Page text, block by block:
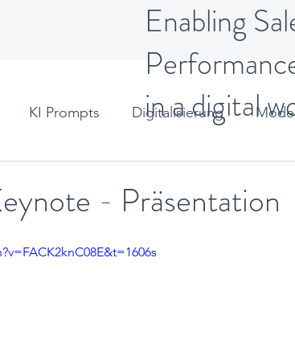
Enabling
in a digital
KI Prompts Digitalisierung
- Präsentation